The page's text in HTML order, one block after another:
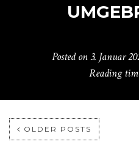
Posted on3. Januar
Reading
OLDER POSTS